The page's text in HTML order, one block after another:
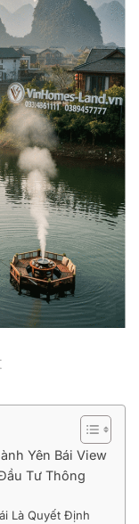
Yên Bái View
Tư Thông
Là Quyết Định